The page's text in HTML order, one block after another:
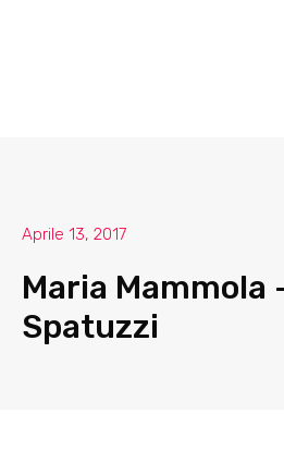
Aprile 13, 2017
Maria Mammola
Spatuzzi